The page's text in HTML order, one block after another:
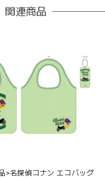
関連商品
>名探偵コナン エコバッグ